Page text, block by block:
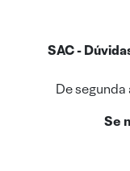
SAC -
De
Se